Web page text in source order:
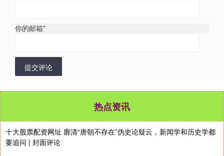
你的邮箱*
提交评论
热点资讯
十大股票配资网址 廓清“唐朝不存在”伪史论疑云，新闻学和历史学都
要追问 | 封面评论